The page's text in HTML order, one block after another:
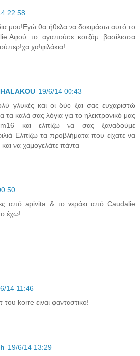
22:58
μου!Εγώ θα ήθελα να δοκιμάσω αυτό το
το αγαπούσε κοτζάμ βασίλισσα
χα!φιλάκια!
19/6/14 00:43
γλυκές και οι δύο ξαι σας ευχαριστώ
καλά σας λόγια για το ηλεκτρονικό μας
και ελπίζω να σας ξαναδούμε
Ελπίζω τα προβλήματα που είχατε να
και να χαμογελάτε πάντα
από apivita & το νεράκι από Caudalie
έχω!
14 11:46
του korre ειναι φανταστικο!
19/6/14 13:29